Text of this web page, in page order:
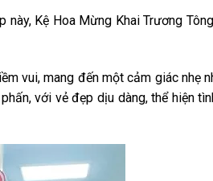
Kệ Hoa Mừng Khai Trương
vui, mang đến một cảm giác nhẹ
với vẻ đẹp dịu dàng, thể hiện